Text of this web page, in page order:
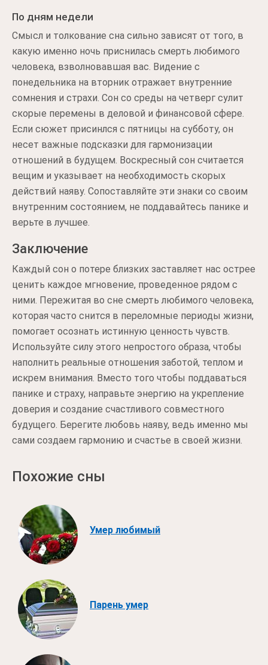
По дням недели
Смысл и толкование сна сильно зависят от того, в
какую именно ночь приснилась смерть любимого
человека, взволновавшая вас. Видение с
понедельника на вторник отражает внутренние
сомнения и страхи. Сон со среды на четверг сулит
скорые перемены в деловой и финансовой сфере.
Если сюжет присинлся с пятницы на субботу, он
несет важные подсказки для гармонизации
отношений в будущем. Воскресный сон считается
вещим и указывает на необходимость скорых
действий наяву. Сопоставляйте эти знаки со своим
внутренним состоянием, не поддавайтесь панике и
верьте в лучшее.
Заключение
Каждый сон о потере близких заставляет нас острее
ценить каждое мгновение, проведенное рядом с
ними. Пережитая во сне смерть любимого человека,
которая часто снится в переломные периоды жизни,
помогает осознать истинную ценность чувств.
Используйте силу этого непростого образа, чтобы
наполнить реальные отношения заботой, теплом и
искрем внимания. Вместо того чтобы поддаваться
панике и страху, направьте энергию на укрепление
доверия и создание счастливого совместного
будущего. Берегите любовь наяву, ведь именно мы
сами создаем гармонию и счастье в своей жизни.
Похожие сны
Умер любимый
Парень умер